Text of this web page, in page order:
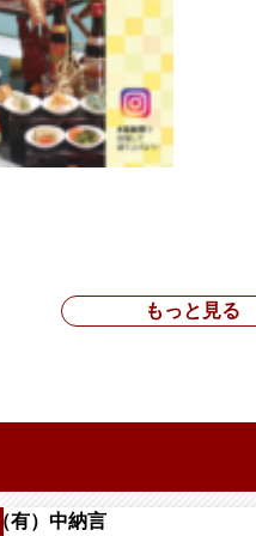
もっと見る
（有）中納言